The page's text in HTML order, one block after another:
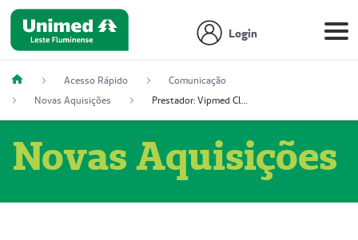
Login
Acesso Rápido
Comunicação
Novas Aquisições
Prestador: Vipmed Clínica Geral Ltda, 51004349-0 (Nome Fantasia: Policlínica Master)
Novas Aquisições